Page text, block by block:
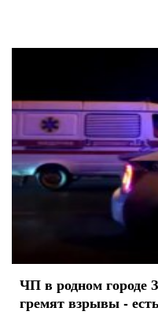
ЧП в родном городе
гремят взрывы -